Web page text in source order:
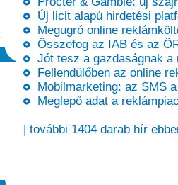
Látogasson el képtárunkba! Látogasson
Új licit alapú hirdetési
Megugró online
Összefog az IAB és az
Jót tesz a gazdaságnak a
Fellendülőben az online
Mobilmarketing: az SMS a
Meglepő adat a
| további 1404 darab hír